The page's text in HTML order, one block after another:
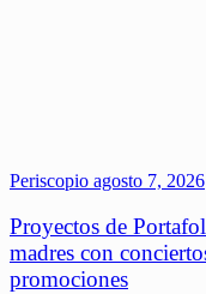
Periscopio agosto 7, 2026
Proyectos de
madres con
promociones